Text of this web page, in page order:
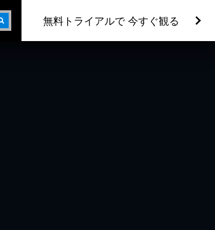
無料トライアルで 今すぐ観る